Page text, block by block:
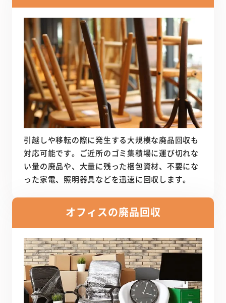
引越しや移転の際に発生する大規模な廃品回収も
対応可能です。ご近所のゴミ集積場に運び切れな
い量の廃品や、大量に残った梱包資材、不要にな
った家電、照明器具などを迅速に回収します。
オフィスの廃品回収